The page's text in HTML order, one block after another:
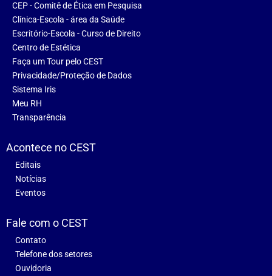
CEP - Comitê de Ética em Pesquisa
Clínica-Escola - área da Saúde
Escritório-Escola - Curso de Direito
Centro de Estética
Faça um Tour pelo CEST
Privacidade/Proteção de Dados
Sistema Iris
Meu RH
Transparência
Acontece no CEST
Editais
Notícias
Eventos
Fale com o CEST
Contato
Telefone dos setores
Ouvidoria